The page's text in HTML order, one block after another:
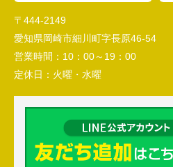
〒444-2149
愛知県岡崎市細川町字長原46-54
営業時間： 10：00～19：00
定休日： 火曜・水曜